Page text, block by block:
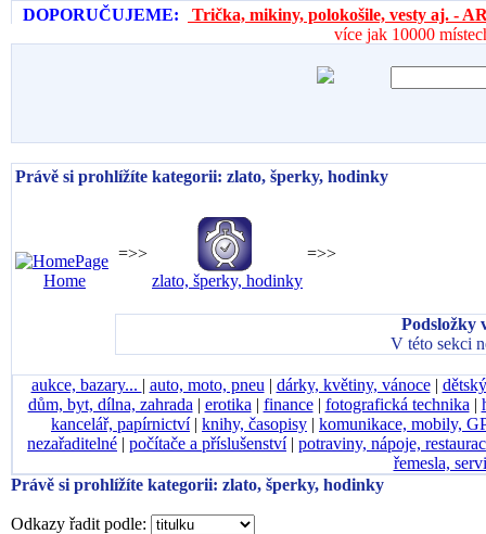
DOPORUČUJEME:
Trička, mikiny, polokošile, vesty aj. -
více jak 10000
Právě si prohlížíte kategorii: zlato, šperky, hodinky
Home
=>>
zlato, šperky, hodinky
=>>
Podsložky
V této sekci
aukce, bazary... | auto, moto, pneu | dárky, květiny, vánoce|
dům, byt, dílna, zahrada | erotika | finance| fotografická technika |
kancelář, papírnictví| knihy, časopisy | komunikace, mobily,
nezařaditelné | počítače a příslušenství| potraviny, nápoje,
řemesla,
Právě si prohlížíte kategorii: zlato, šperky, hodinky
Odkazy řadit podle: